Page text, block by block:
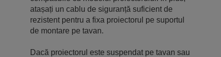
atașați un cablu de siguranță suficient de
rezistent pentru a fixa proiectorul pe suportul
de montare pe tavan.
Dacă proiectorul este suspendat pe tavan sau